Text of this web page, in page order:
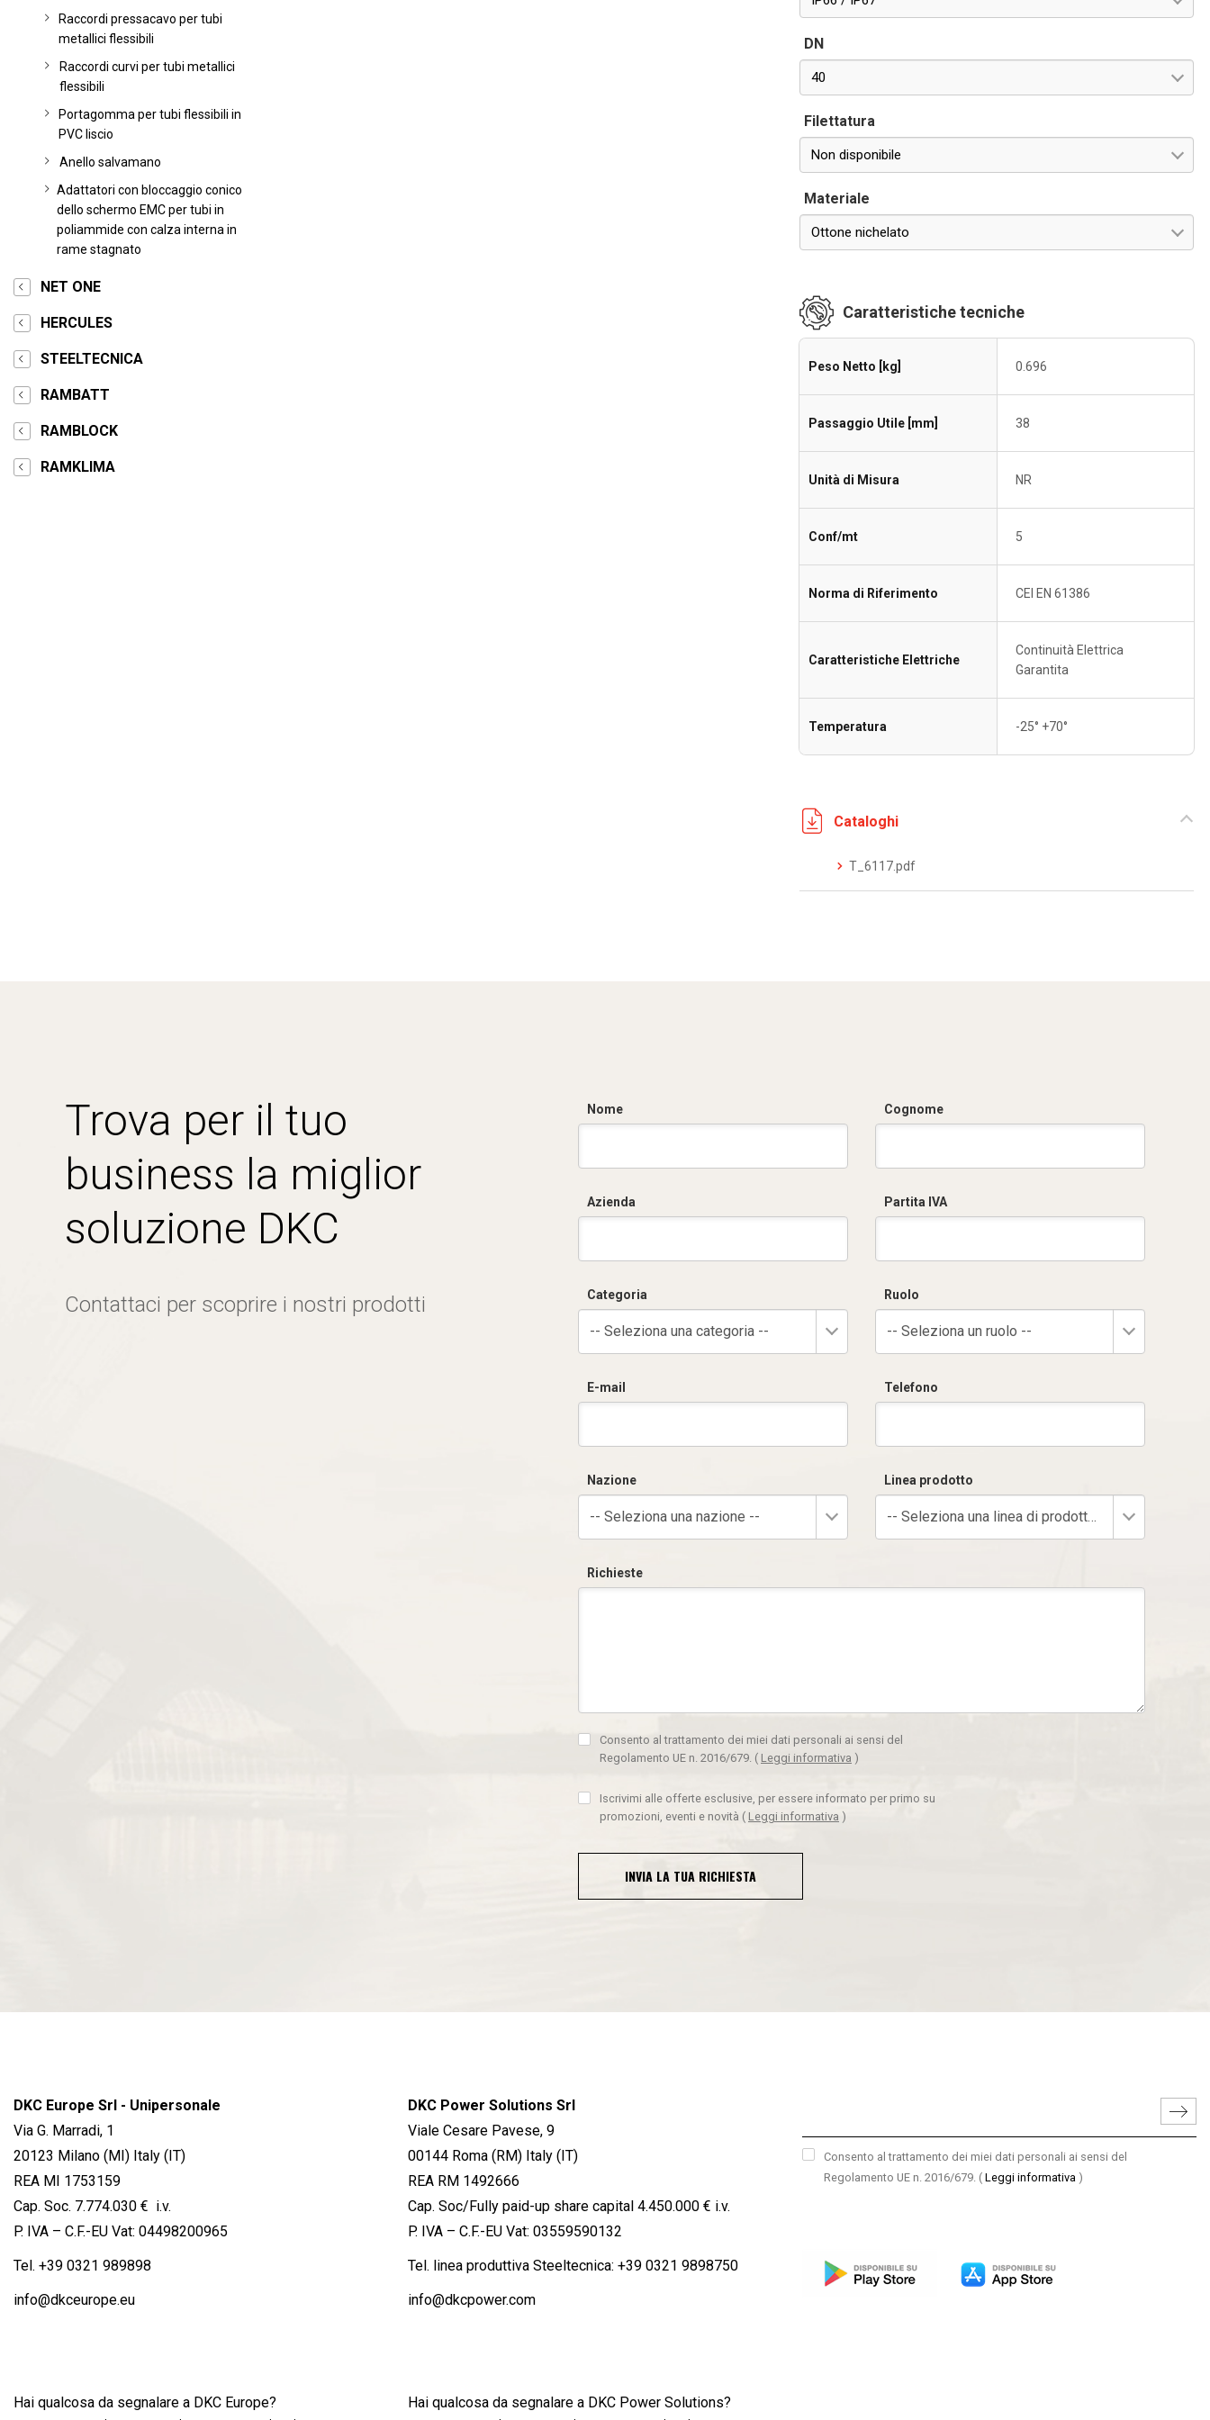
Raccordi pressacavo per tubi
metallici flessibili
Raccordi curvi per tubi metallici
flessibili
Portagomma per tubi flessibili in
PVC liscio
Anello salvamano
Adattatori con bloccaggio conico
dello schermo EMC per tubi in
poliammide con calza interna in
rame stagnato
NET ONE
HERCULES
STEELTECNICA
RAMBATT
RAMBLOCK
RAMKLIMA
DN
40
Filettatura
Non disponibile
Materiale
Ottone nichelato
Caratteristiche tecniche
Peso Netto [kg] 0.696
Passaggio Utile [mm] 38
Unità di Misura NR
Conf/mt 5
Norma di Riferimento CEI EN 61386
Caratteristiche Elettriche
Continuità Elettrica
Garantita
Temperatura -25° +70°
Cataloghi
T_6117.pdf
Trova per il tuo
business la miglior
soluzione DKC
Contattaci per scoprire i nostri prodotti
Nome Cognome
Azienda Partita IVA
Categoria
-- Seleziona una categoria --
Ruolo
-- Seleziona un ruolo --
E-mail Telefono
Nazione
-- Seleziona una nazione --
Linea prodotto
-- Seleziona una linea di prodotto --
Richieste
Consento al trattamento dei miei dati personali ai sensi del
Regolamento UE n. 2016/679. ( Leggi informativa )
Iscrivimi alle offerte esclusive, per essere informato per primo su
promozioni, eventi e novità ( Leggi informativa )
INVIA LA TUA RICHIESTA
DKC Europe Srl - Unipersonale
Via G. Marradi, 1
20123 Milano (MI) Italy (IT)
REA MI 1753159
Cap. Soc. 7.774.030 € i.v.
P. IVA – C.F.-EU Vat: 04498200965
Tel. +39 0321 989898
info@dkceurope.eu
Hai qualcosa da segnalare a DKC Europe?
DKC Power Solutions Srl
Viale Cesare Pavese, 9
00144 Roma (RM) Italy (IT)
REA RM 1492666
Cap. Soc/Fully paid-up share capital 4.450.000 € i.v.
P. IVA – C.F.-EU Vat: 03559590132
Tel. linea produttiva Steeltecnica: +39 0321 9898750
info@dkcpower.com
Hai qualcosa da segnalare a DKC Power Solutions?
Consento al trattamento dei miei dati personali ai sensi del
Regolamento UE n. 2016/679. ( Leggi informativa )